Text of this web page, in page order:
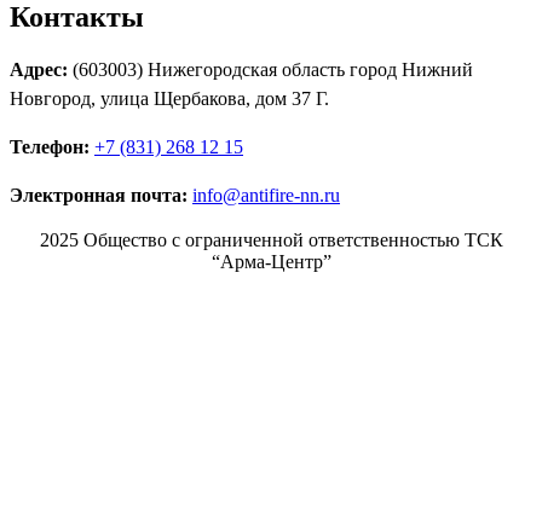
Контакты
Адрес: (603003) Нижегородская область город Нижний
Новгород, улица Щербакова, дом 37 Г.
Телефон: +7 (831) 268 12 15
Электронная почта: info@antifire-nn.ru
2025 Общество с ограниченной ответственностью ТСК
“Арма-Центр”